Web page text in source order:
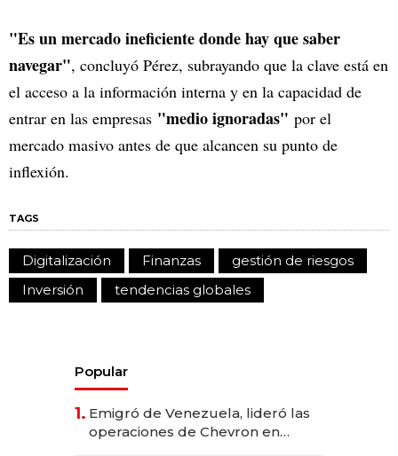
"Es un mercado ineficiente donde hay que saber
navegar", concluyó Pérez, subrayando que la clave está en
el acceso a la información interna y en la capacidad de
entrar en las empresas "medio ignoradas" por el
mercado masivo antes de que alcancen su punto de
inflexión.
TAGS
Digitalización Finanzas
gestión de riesgos
Inversión
tendencias globales
Popular
1. Emigró de Venezuela, lideró las
operaciones de Chevron en